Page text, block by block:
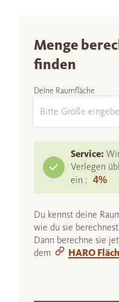
Menge
finden
Deine Raumfläche
Service:
Verlegen
ein :
Du kennst deine
wie du sie
Dann berechne sie
dem
HARO